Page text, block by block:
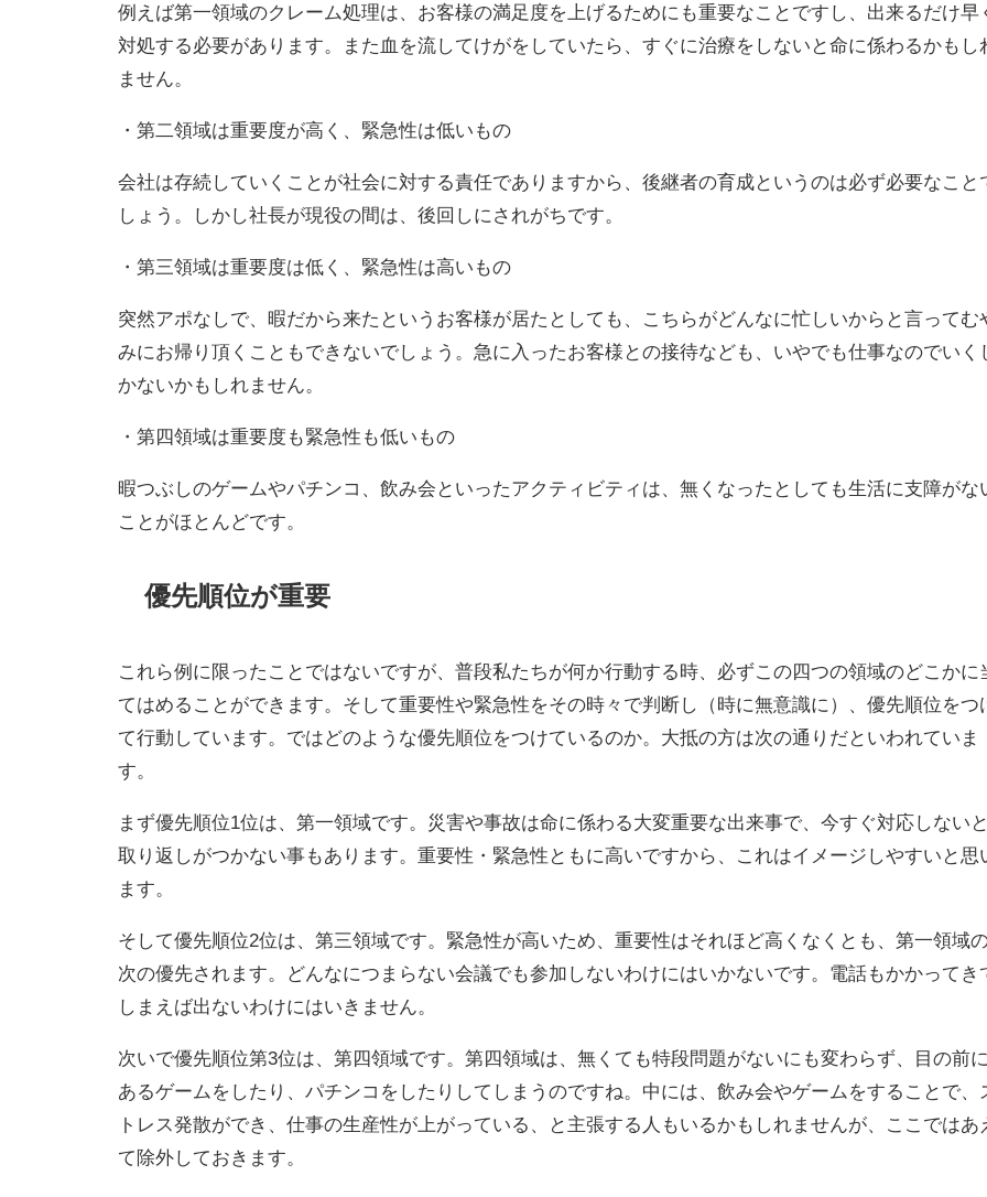
例えば第一領域のクレーム処理は、お客様の満足度を上げるためにも重要なことですし、出来るだけ早
対処する必要があります。また血を流してけがをしていたら、すぐに治療をしないと命に係わるかもし
ません。
・第二領域は重要度が高く、緊急性は低いもの
会社は存続していくことが社会に対する責任でありますから、後継者の育成というのは必ず必要なこと
しょう。しかし社長が現役の間は、後回しにされがちです。
・第三領域は重要度は低く、緊急性は高いもの
突然アポなしで、暇だから来たというお客様が居たとしても、こちらがどんなに忙しいからと言ってむ
みにお帰り頂くこともできないでしょう。急に入ったお客様との接待なども、いやでも仕事なのでいく
かないかもしれません。
・第四領域は重要度も緊急性も低いもの
暇つぶしのゲームやパチンコ、飲み会といったアクティビティは、無くなったとしても生活に支障がな
ことがほとんどです。
優先順位が重要
これら例に限ったことではないですが、普段私たちが何か行動する時、必ずこの四つの領域のどこかに
てはめることができます。そして重要性や緊急性をその時々で判断し（時に無意識に）、優先順位をつ
て行動しています。ではどのような優先順位をつけているのか。大抵の方は次の通りだといわれていま
す。
まず優先順位1位は、第一領域です。災害や事故は命に係わる大変重要な出来事で、今すぐ対応しない
取り返しがつかない事もあります。重要性・緊急性ともに高いですから、これはイメージしやすいと思
ます。
そして優先順位2位は、第三領域です。緊急性が高いため、重要性はそれほど高くなくとも、第一領域
次の優先されます。どんなにつまらない会議でも参加しないわけにはいかないです。電話もかかってき
しまえば出ないわけにはいきません。
次いで優先順位第3位は、第四領域です。第四領域は、無くても特段問題がないにも変わらず、目の前
あるゲームをしたり、パチンコをしたりしてしまうのですね。中には、飲み会やゲームをすることで、
トレス発散ができ、仕事の生産性が上がっている、と主張する人もいるかもしれませんが、ここではあ
て除外しておきます。